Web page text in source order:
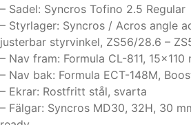
– Sadel: Syncros Tofino 2.5 Regular
– Styrlager: Syncros / Acros angle
justerbar styrvinkel, ZS56/28.6 –
– Nav fram: Formula CL-811, 15×110
– Nav bak: Formula ECT-148M,
– Ekrar: Rostfritt stål, svarta
– Fälgar: Syncros MD30, 32H, 30